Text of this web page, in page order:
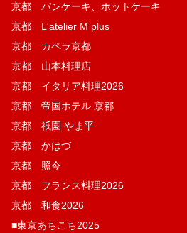
京都 パンケーキ、ホットケーキ
京都 L'atelier M plus
京都 カペラ京都
京都 山本料理店
京都 イタリア料理2026
京都 帝国ホテル 京都
京都 祇園 やま平
京都 かはづ
京都 照今
京都 フランス料理2026
京都 和食2026
■東京あちこち2025